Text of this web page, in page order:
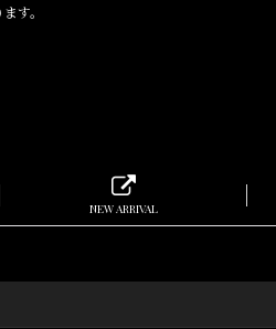
す。
NEW ARRIVAL